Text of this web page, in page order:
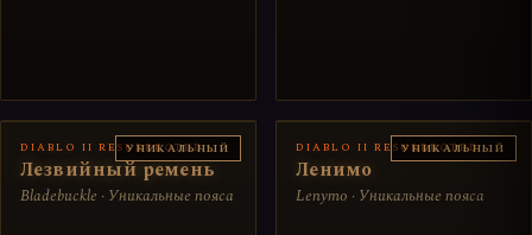
УНИКАЛЬНЫЙ
DIABLO II RESURRECTED
Лезвийный ремень
Bladebuckle · Уникальные пояса
УНИКАЛЬНЫЙ
DIABLO II RESURRECTED
Ленимо
Lenymo · Уникальные пояса